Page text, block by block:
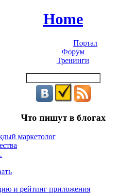
Home
Портал
Форум
Тренинги
Что пишут в блогах
маркетолог
и рейтинг приложения